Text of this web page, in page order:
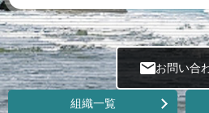
お問い合
組織一覧